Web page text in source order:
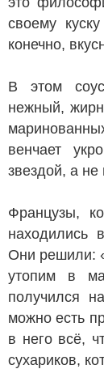
своему
конечно,
В этом
нежный,
венчает
звездой, а не
Французы,
находились
Они решили:
утопим в
получился
можно есть
в него всё,
сухариков,